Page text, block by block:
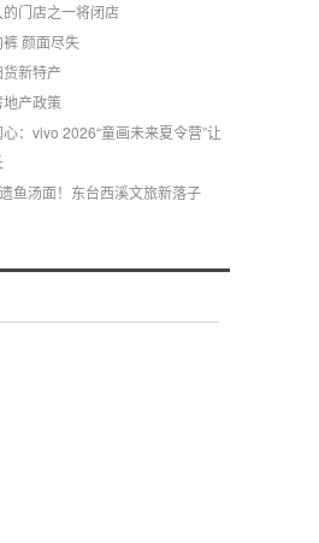
门店之一将闭店
颜面尽失
新特产
产政策
：vivo 2026“童画未来夏令营”让
鱼汤面！东台西溪文旅新落子